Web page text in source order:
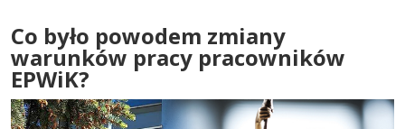
Co było powodem zmiany
warunków pracy pracowników
EPWiK?